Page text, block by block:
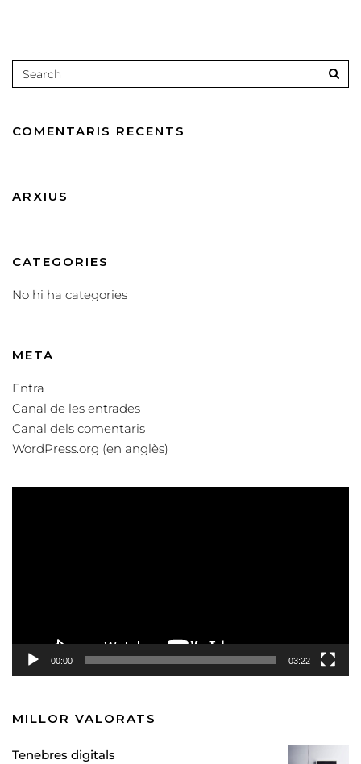
COMENTARIS RECENTS
ARXIUS
CATEGORIES
No hi ha categories
META
Entra
Canal de les entrades
Canal dels comentaris
WordPress.org (en anglès)
00:00 03:22
MILLOR VALORATS
Tenebres digitals